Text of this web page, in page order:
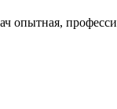
опытная,